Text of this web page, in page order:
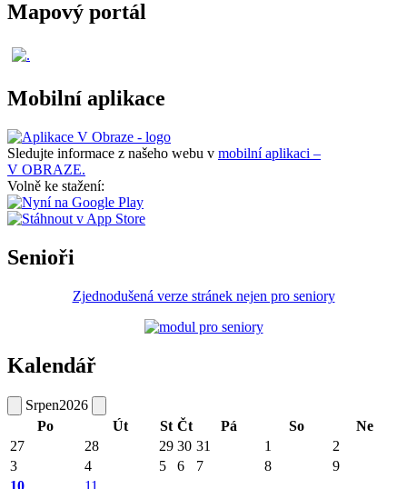
Mapový portál
Mobilní aplikace
Sledujte informace z našeho webu v mobilní aplikaci –
V OBRAZE.
Volně ke stažení:
Senioři
Zjednodušená verze stránek nejen pro seniory
Kalendář
Srpen2026
Po
Út St Čt Pá So
Ne
27
28 29 30 31 1
2
3
4 5 6 7 8
9
10
11